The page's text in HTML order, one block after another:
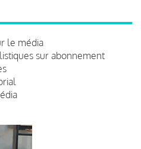
le média
sur abonnement